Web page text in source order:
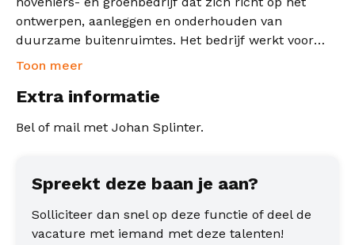
ontwerpen, aanleggen en onderhouden van
duurzame buitenruimtes. Het bedrijf werkt voor
gemeenten, bedrijven, zorginstellingen,
stedelijke als landelijke gebieden.
Toon meer
Extra informatie
Bel of mail met Johan Splinter.
Spreekt deze baan je aan?
Solliciteer dan snel op deze functie of deel de
vacature met iemand met deze talenten!